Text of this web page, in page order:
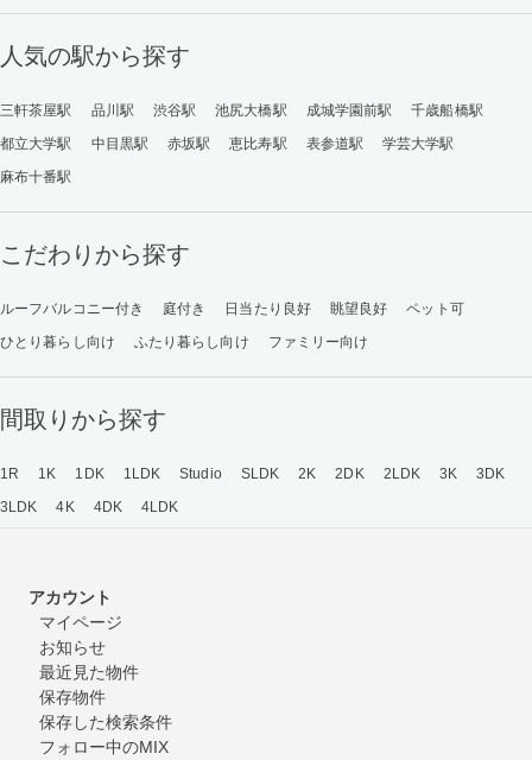
人気の駅から探す
三軒茶屋駅 品川駅 渋谷駅 池尻大橋駅 成城学園前駅
千歳船橋駅
都立大学駅
中目黒駅 赤坂駅 恵比寿駅 表参道駅
学芸大学駅
麻布十番駅
こだわりから探す
ルーフバルコニー付き 庭付き 日当たり良好 眺望良好
ペット可
ひとり暮らし向け
ふたり暮らし向け ファミリー向け
間取りから探す
1R 1K 1DK 1LDK Studio SLDK 2K 2DK 2LDK 3K
3DK
3LDK
4K 4DK 4LDK
アカウント
マイページ
お知らせ
最近見た物件
保存物件
保存した検索条件
フォロー中のMIX